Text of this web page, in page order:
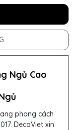
Ngủ Cao
phong cách
DecoViet xin